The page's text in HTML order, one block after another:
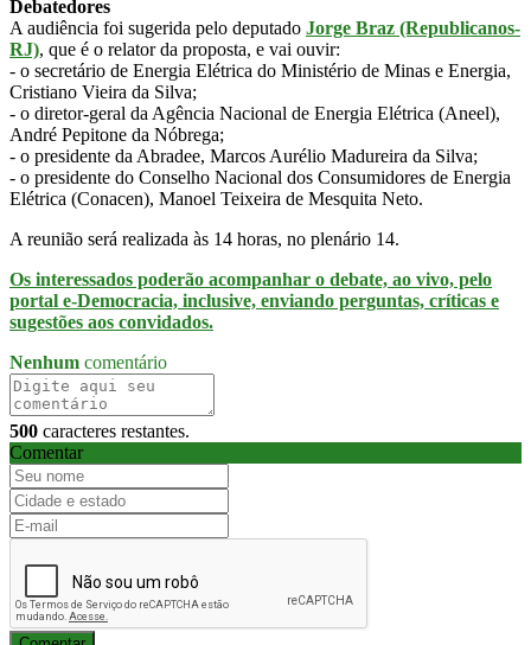
Debatedores
A audiência foi sugerida pelo deputado Jorge Braz (Republicanos-
RJ), que é o relator da proposta, e vai ouvir:
- o secretário de Energia Elétrica do Ministério de Minas e Energia,
Cristiano Vieira da Silva;
- o diretor-geral da Agência Nacional de Energia Elétrica (Aneel),
André Pepitone da Nóbrega;
- o presidente da Abradee, Marcos Aurélio Madureira da Silva;
- o presidente do Conselho Nacional dos Consumidores de Energia
Elétrica (Conacen), Manoel Teixeira de Mesquita Neto.
A reunião será realizada às 14 horas, no plenário 14.
Os interessados poderão acompanhar o debate, ao vivo, pelo
portal e-Democracia, inclusive, enviando perguntas, críticas e
sugestões aos convidados.
Nenhum comentário
500 caracteres restantes.
Comentar